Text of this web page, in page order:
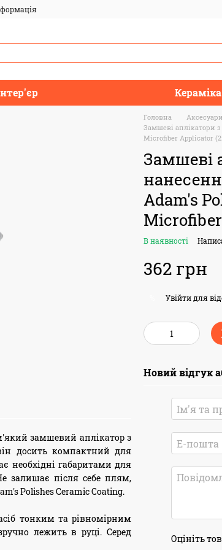
замшевий аплікатор з
досить компактний для
необхідні габаритами для
залишає після себе плям,
Polishes Ceramic Coating.
тонким та рівномірним
лежить в руці. Серед
Головна Аксесуари
Замшеві аплікатори
Microfiber Applicator
Замшеві
Adam's
В наявності
362 грн
Увійти для
Новий відгук
Оцініть